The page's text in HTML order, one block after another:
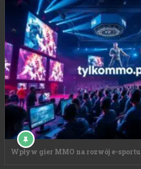
Wpływ gier MMO na rozwój e-sportu